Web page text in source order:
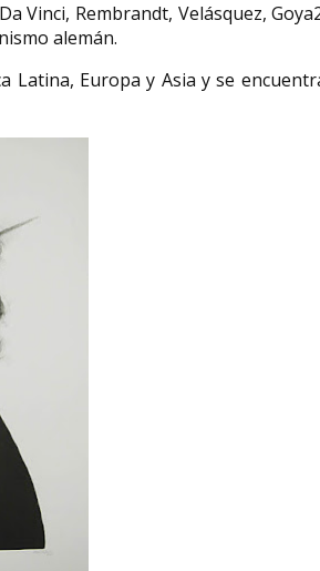
Vinci, Rembrandt, Velásquez,
alemán.​
Latina, Europa y Asia y se